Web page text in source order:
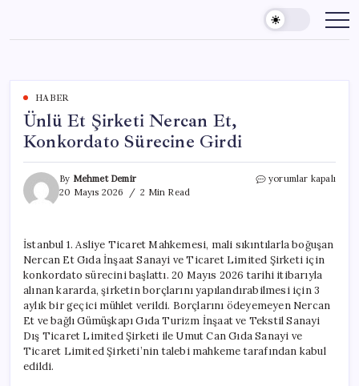
content
HABER
Ünlü Et Şirketi Nercan Et,
Konkordato Sürecine Girdi
By Mehmet Demir
20 Mayıs 2026
2 Min Read
Ünlü
Konkordato
Sürecine
Girdi
için
yorumlar kapalı
İstanbul 1. Asliye Ticaret Mahkemesi, mali sıkıntılarla boğuşan
Nercan Et Gıda İnşaat Sanayi ve Ticaret Limited Şirketi için
konkordato sürecini başlattı. 20 Mayıs 2026 tarihi itibarıyla
alınan kararda, şirketin borçlarını yapılandırabilmesi için 3
aylık bir geçici mühlet verildi. Borçlarını ödeyemeyen Nercan
Et ve bağlı Gümüşkapı Gıda Turizm İnşaat ve Tekstil Sanayi
Dış Ticaret Limited Şirketi ile Umut Can Gıda Sanayi ve
Ticaret Limited Şirketi’nin talebi mahkeme tarafından kabul
edildi.